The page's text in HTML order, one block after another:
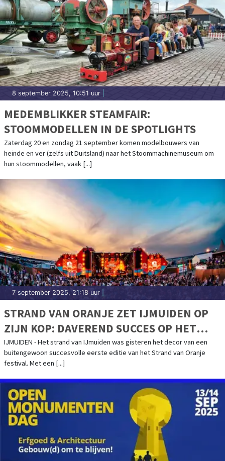
8 september 2025, 10:51 uur
MEDEMBLIKKER STEAMFAIR:
STOOMMODELLEN IN DE SPOTLIGHTS
Zaterdag 20 en zondag 21 september komen modelbouwers van
heinde en ver (zelfs uit Duitsland) naar het Stoommachinemuseum om
hun stoommodellen, vaak [...]
7 september 2025, 21:18 uur
STRAND VAN ORANJE ZET IJMUIDEN OP
ZIJN KOP: DAVEREND SUCCES OP HET
STRAND SMAAKT NAAR MEER, EDITIE 2026
AANGEKONDIGD
IJMUIDEN - Het strand van IJmuiden was gisteren het decor van een
buitengewoon succesvolle eerste editie van het Strand van Oranje
festival. Met een [...]